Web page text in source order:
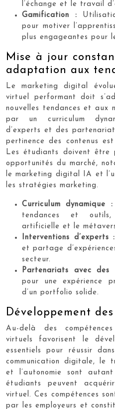
l’échange et le travail
Gamification :
pour motiver
plus engageantes pour
Mise à jour
adaptation aux
Le marketing digital
virtuel performant doit
nouvelles tendances et aux
par un curriculum
d’experts et des
pertinence des contenus
Les étudiants doivent être
opportunités du marché,
le marketing digital IA et
les stratégies marketing.
Curriculum dynamique :
tendances et
artificielle et le
Interventions d’experts
et partage
secteur.
Partenariats avec des
pour une expérience
d’un portfolio solide.
Développement
Au-delà des
virtuels favorisent le
essentiels pour réussir
communication digitale, le
et l’autonomie sont
étudiants peuvent
virtuel. Ces compétences
par les employeurs et